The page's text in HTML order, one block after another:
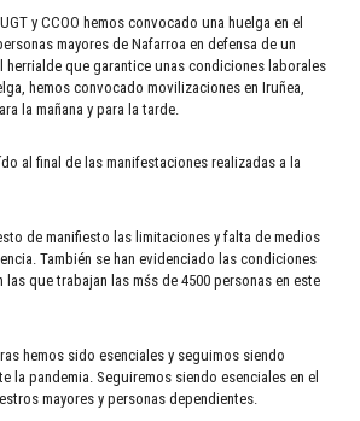
y CCOO hemos convocado una huelga en el
mayores de Nafarroa en defensa de un
herrialde que garantice unas condiciones laborales
hemos convocado movilizaciones en Iruñea,
la mañana y para la tarde.
al final de las manifestaciones realizadas a la
de manifiesto las limitaciones y falta de medios
También se han evidenciado las condiciones
las que trabajan las mśs de 4500 personas en este
hemos sido esenciales y seguimos siendo
la pandemia. Seguiremos siendo esenciales en el
mayores y personas dependientes.